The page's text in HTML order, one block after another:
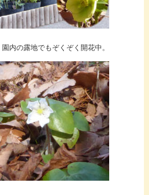
内の露地でもぞくぞく開花中。